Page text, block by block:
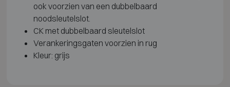
ook voorzien van een dubbelbaard
noodsleutelslot.
CK met dubbelbaard sleutelslot
Verankeringsgaten voorzien in rug
Kleur: grijs